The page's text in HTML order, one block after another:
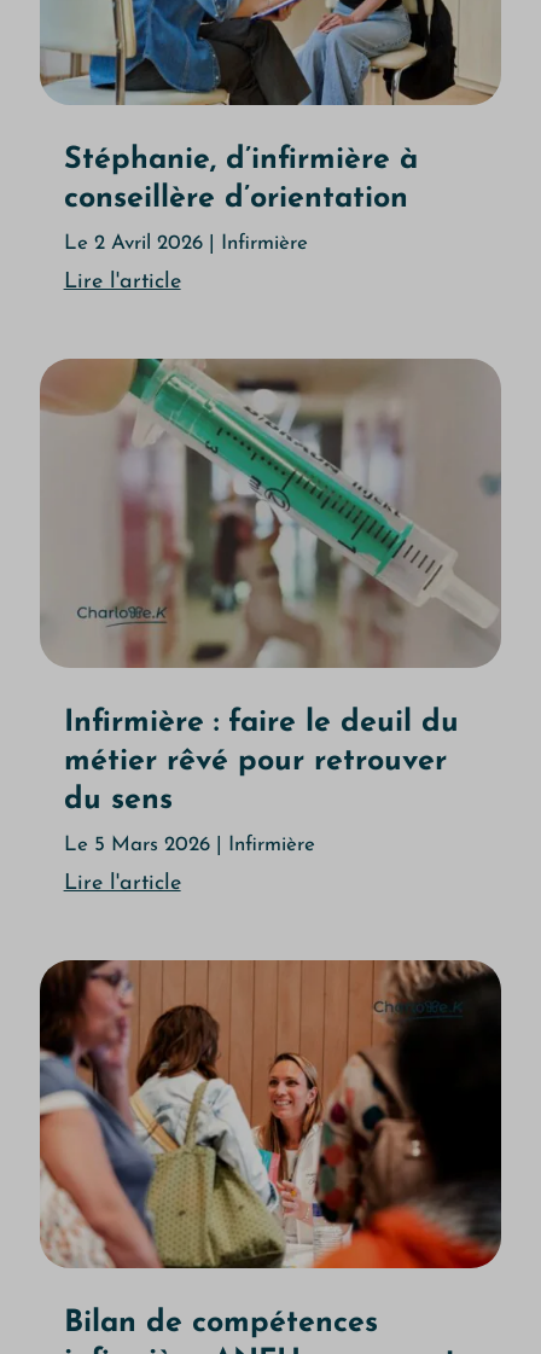
Stéphanie, d’infirmière à
conseillère d’orientation
Le 2 Avril 2026| Infirmière
Lire l'article
Infirmière : faire le deuil du
métier rêvé pour retrouver
du sens
Le 5 Mars 2026| Infirmière
Lire l'article
Bilan de compétences